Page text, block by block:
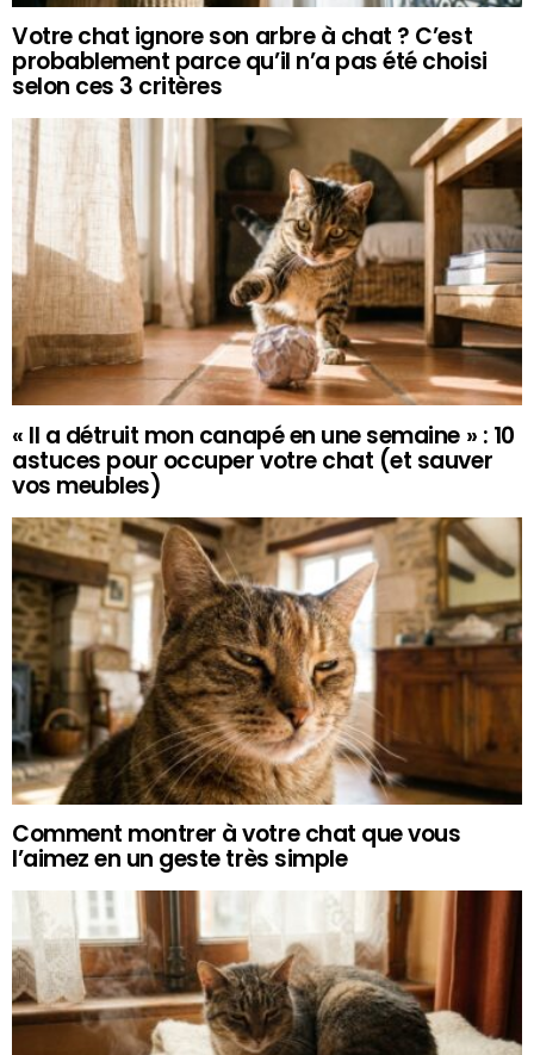
Votre chat ignore son arbre à chat ? C’est
probablement parce qu’il n’a pas été choisi
selon ces 3 critères
« Il a détruit mon canapé en une semaine » : 10
astuces pour occuper votre chat (et sauver
vos meubles)
Comment montrer à votre chat que vous
l’aimez en un geste très simple